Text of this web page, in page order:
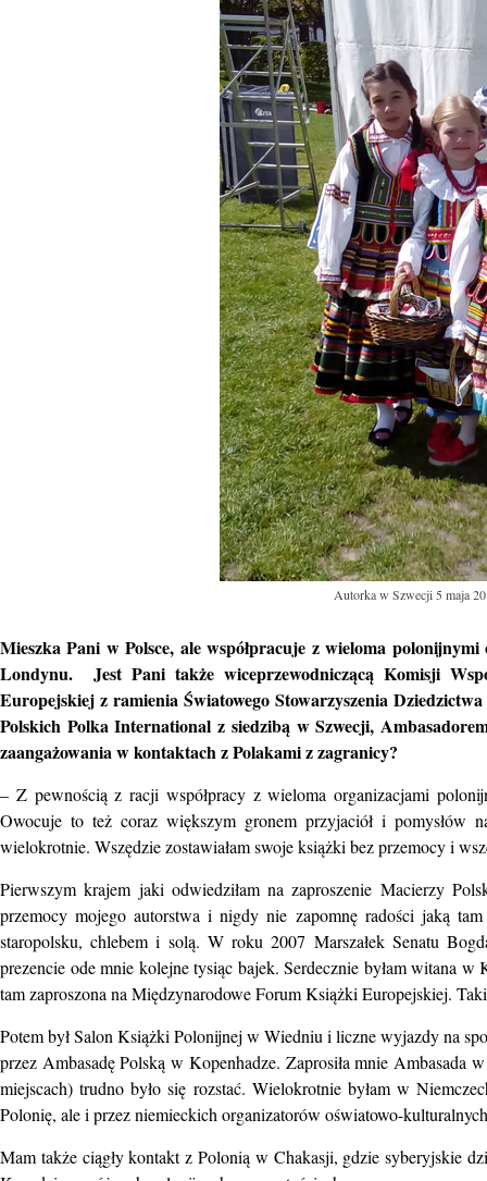
Autorka w Szwecji 5 maja
Mieszka Pani w Polsce, ale współpracuje z wieloma
Londynu. Jest Pani także wiceprzewodniczącą Komisji
Europejskiej z ramienia Światowego Stowarzyszenia
Polskich Polka International z siedzibą w Szwecji,
zaangażowania w kontaktach z Polakami z zagranicy?
– Z pewnością z racji współpracy z wieloma organizacjami
Owocuje to też coraz większym gronem przyjaciół i pomysłów
wielokrotnie. Wszędzie zostawiałam swoje książki bez przemocy i
Pierwszym krajem jaki odwiedziłam na zaproszenie Macierzy
przemocy mojego autorstwa i nigdy nie zapomnę radości jaką
staropolsku, chlebem i solą. W roku 2007 Marszałek Senatu
prezencie ode mnie kolejne tysiąc bajek. Serdecznie byłam witana
tam zaproszona na Międzynarodowe Forum Książki Europejskiej.
Potem był Salon Książki Polonijnej w Wiedniu i liczne wyjazdy na
przez Ambasadę Polską w Kopenhadze. Zaprosiła mnie
miejscach) trudno było się rozstać. Wielokrotnie byłam w
Polonię, ale i przez niemieckich organizatorów oświatowo-
Mam także ciągły kontakt z Polonią w Chakasji, gdzie syberyjskie